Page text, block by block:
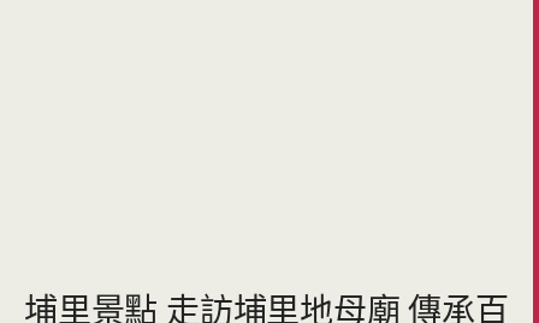
埔里景點 走訪埔里地母廟 傳承百